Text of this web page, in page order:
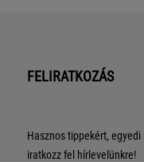
FELIRATKOZÁS
Hasznos tippekért,
iratkozz fel hírlevelünkre!